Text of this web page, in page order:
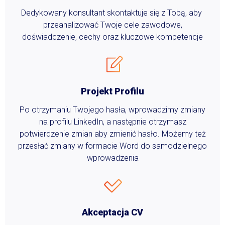
Dedykowany konsultant skontaktuje się z Tobą, aby
przeanalizować Twoje cele zawodowe,
doświadczenie, cechy oraz kluczowe kompetencje
Projekt Profilu
Po otrzymaniu Twojego hasła, wprowadzimy zmiany
na profilu LinkedIn, a następnie otrzymasz
potwierdzenie zmian aby zmienić hasło. Możemy też
przesłać zmiany w formacie Word do samodzielnego
wprowadzenia
Akceptacja CV